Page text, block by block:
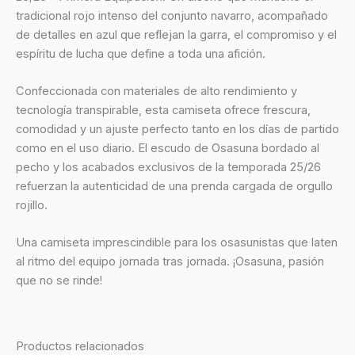
tradicional rojo intenso del conjunto navarro, acompañado
de detalles en azul que reflejan la garra, el compromiso y el
espíritu de lucha que define a toda una afición.
Confeccionada con materiales de alto rendimiento y
tecnología transpirable, esta camiseta ofrece frescura,
comodidad y un ajuste perfecto tanto en los días de partido
como en el uso diario. El escudo de Osasuna bordado al
pecho y los acabados exclusivos de la temporada 25/26
refuerzan la autenticidad de una prenda cargada de orgullo
rojillo.
Una camiseta imprescindible para los osasunistas que laten
al ritmo del equipo jornada tras jornada. ¡Osasuna, pasión
que no se rinde!
Productos relacionados